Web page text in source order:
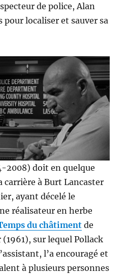
de police, Alan
pour localiser et sauver sa
2008) doit en quelque
carrière à Burt Lancaster
ayant décelé le
réalisateur en herbe
du châtiment de
sur lequel Pollack
l’a encouragé et
à plusieurs personnes